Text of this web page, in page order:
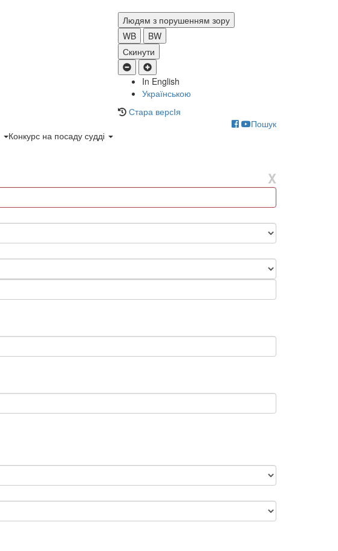
Людям з порушенням зору
WB
BW
Скинути
In English
Українською
Стара версІя
Пошук
Конкурс на посаду судді
X